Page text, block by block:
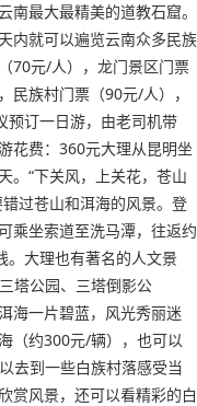
最大最精美的道教石窟。
内就可以遍览云南众多民族
70元/人），龙门景区门票
民族村门票（90元/人），
预订一日游，由老司机带
花费：360元大理从昆明坐
。“下关风，上关花，苍山
过苍山和洱海的风景。登
乘坐索道至洗马潭，往返约
。大理也有著名的人文景
塔公园、三塔倒影公
海一片碧蓝，风光秀丽迷
（约300元/辆），也可以
去到一些白族村落感受当
赏风景，还可以看精彩的白